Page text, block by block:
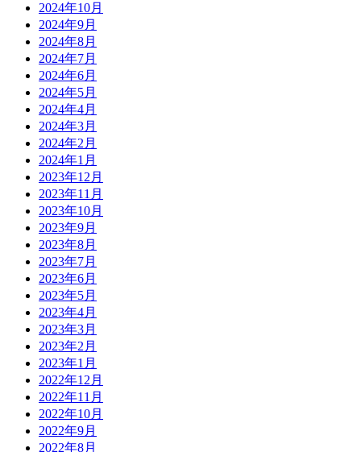
2024年10月
2024年9月
2024年8月
2024年7月
2024年6月
2024年5月
2024年4月
2024年3月
2024年2月
2024年1月
2023年12月
2023年11月
2023年10月
2023年9月
2023年8月
2023年7月
2023年6月
2023年5月
2023年4月
2023年3月
2023年2月
2023年1月
2022年12月
2022年11月
2022年10月
2022年9月
2022年8月